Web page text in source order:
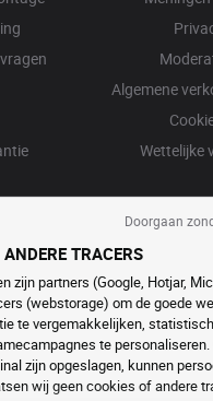
Algemene
Wettelijke
Doorgaan
TRACERS
zijn partners (Google, Hotjar,
(webstorage) om de goede
te vergemakkelijken,
te
zijn opgeslagen, kunnen
wij geen cookies of andere